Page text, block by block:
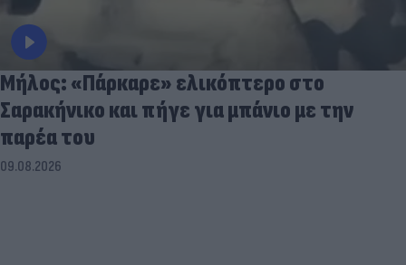
Μήλος: «Πάρκαρε» ελικόπτερο στο
Σαρακήνικο και πήγε για μπάνιο με την
παρέα του
09.08.2026